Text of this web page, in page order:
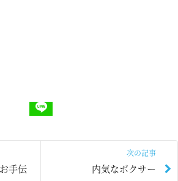
手伝
次の記事
内気なボクサー